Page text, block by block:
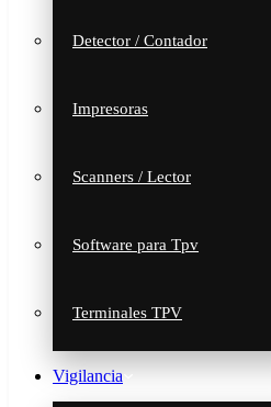
Detector / Contador
Impresoras
Scanners / Lector
Software para Tpv
Terminales TPV
Vigilancia